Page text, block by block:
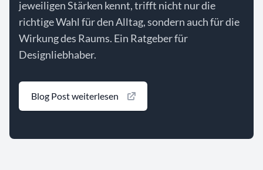
jeweiligen Stärken kennt, trifft nicht nur die
richtige Wahl für den Alltag, sondern auch für die
Wirkung des Raums. Ein Ratgeber für
Designliebhaber.
Blog Post weiterlesen